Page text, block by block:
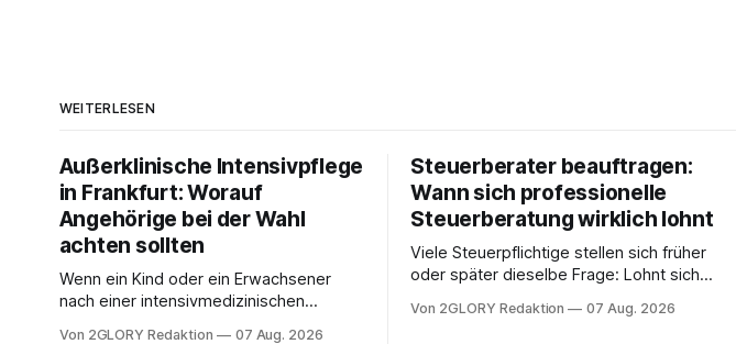
WEITERLESEN
Außerklinische Intensivpflege
in Frankfurt: Worauf
Angehörige bei der Wahl
achten sollten
Wenn ein Kind oder ein Erwachsener
nach einer intensivmedizinischen
Von 2GLORY Redaktion 07 Aug. 2026
Steuerberater beauftragen:
Wann sich professionelle
Steuerberatung wirklich lohnt
Viele Steuerpflichtige stellen sich früher
oder später dieselbe Frage: Lohnt sich
sich die Steuererklärung auch in
Von 2GLORY Redaktion 07 Aug. 2026